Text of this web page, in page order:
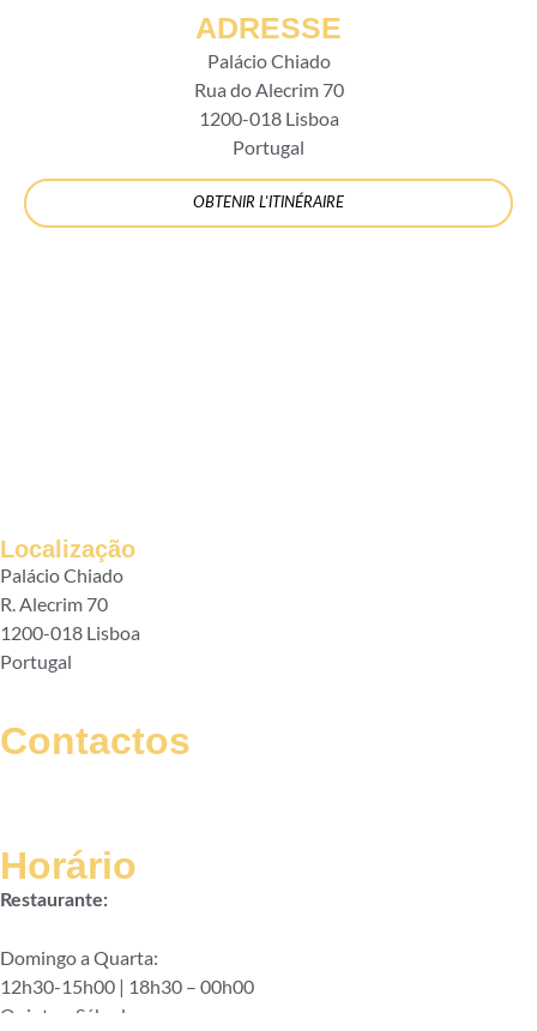
ADRESSE
Palácio Chiado
Rua do Alecrim 70
1200-018 Lisboa
Portugal
OBTENIR L'ITINÉRAIRE
Localização
Palácio Chiado
R. Alecrim 70
1200-018 Lisboa
Portugal
Contactos
Horário
Restaurante:
Domingo a Quarta:
12h30-15h00 | 18h30 – 00h00
Quinta a Sábado: